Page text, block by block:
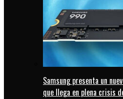
Samsung presenta un
que llega en plena crisis